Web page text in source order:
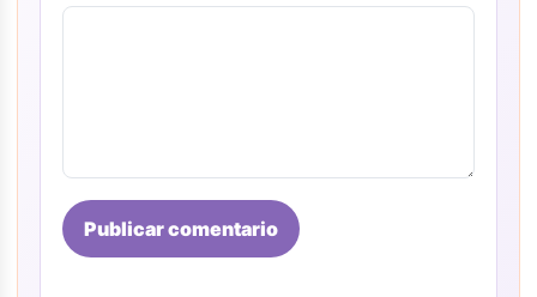
Publicar comentario